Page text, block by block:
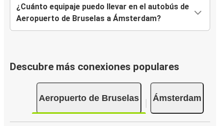
¿Cuánto equipaje puedo llevar en el autobús de
Aeropuerto de Bruselas a Ámsterdam?
Descubre más conexiones populares
Aeropuerto de Bruselas Ámsterdam